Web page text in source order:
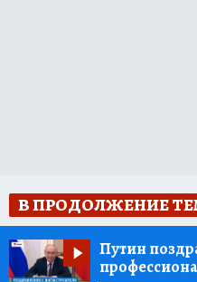
В ПРОДОЛЖЕНИЕ
Путин